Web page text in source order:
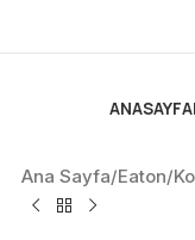
ANASAYFA
Ana Sayfa/Eaton/